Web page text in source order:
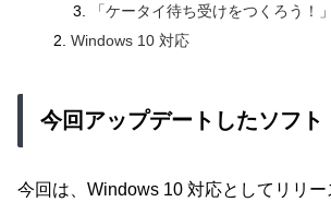
「ケータイ待ち受けをつくろう！
Windows 10 対応
今回アップデートしたソフト
今回は、Windows 10 対応としてリリー